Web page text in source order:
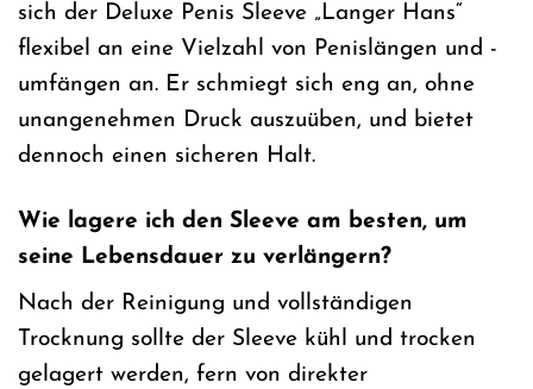
sich der Deluxe Penis Sleeve „Langer Hans“
flexibel an eine Vielzahl von Penislängen und -
umfängen an. Er schmiegt sich eng an, ohne
unangenehmen Druck auszuüben, und bietet
dennoch einen sicheren Halt.
Wie lagere ich den Sleeve am besten, um
seine Lebensdauer zu verlängern?
Nach der Reinigung und vollständigen
Trocknung sollte der Sleeve kühl und trocken
gelagert werden, fern von direkter